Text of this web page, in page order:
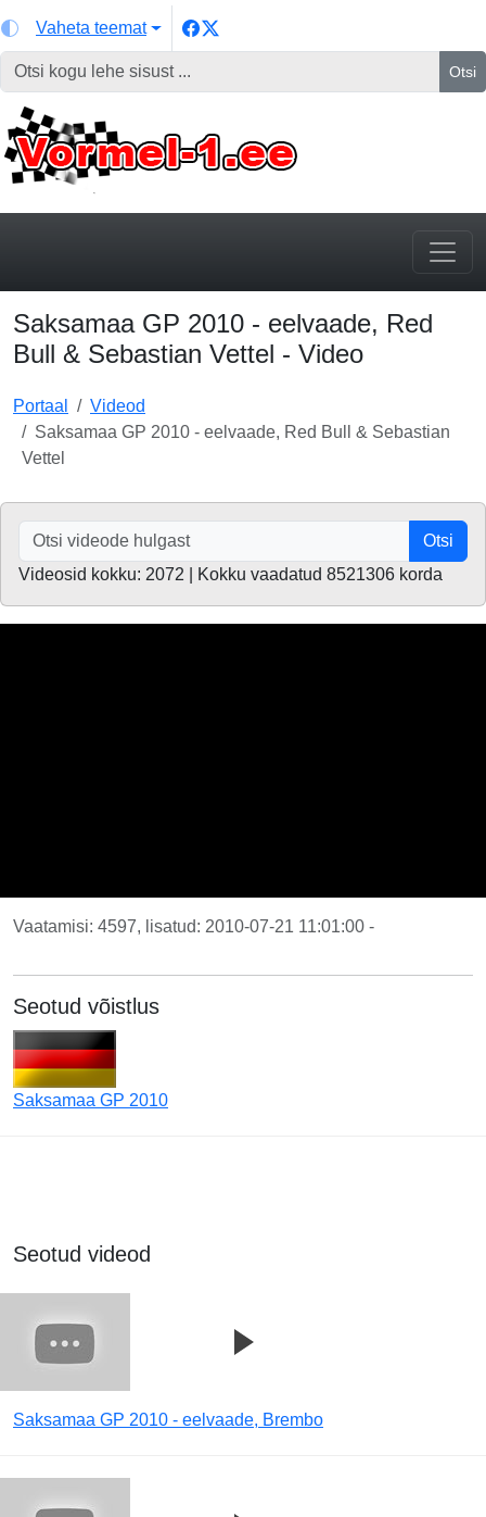
Vaheta teemat
Otsi
Saksamaa GP 2010 - eelvaade, Red
Bull & Sebastian Vettel - Video
Portaal
Videod
Saksamaa GP 2010 - eelvaade, Red Bull & Sebastian
Vettel
Otsi
Videosid kokku: 2072 | Kokku vaadatud 8521306 korda
Vaatamisi: 4597, lisatud: 2010-07-21 11:01:00 -
Seotud võistlus
Saksamaa GP 2010
Seotud videod
Saksamaa GP 2010 - eelvaade, Brembo